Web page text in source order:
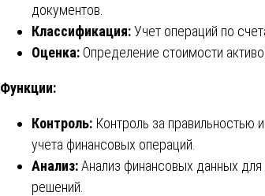
документов.
Классификация:Учет операций по
Оценка: Определение стоимости
Функции:
Контроль: Контроль за правильностью
учета финансовых операций.
Анализ:Анализ финансовых данных для
решений.